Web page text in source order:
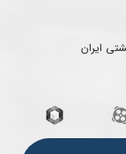
ایران